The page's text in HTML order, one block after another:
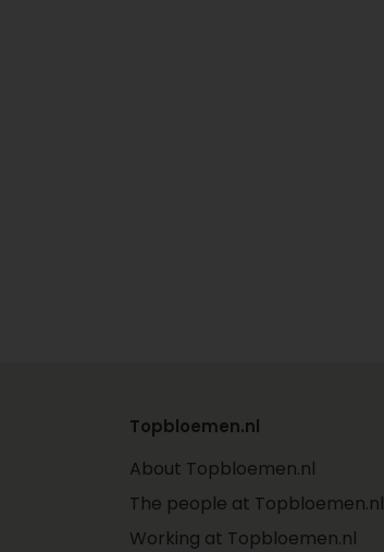
Topbloemen.nl
About Topbloemen.nl
The people at Topbloemen.nl
Working at Topbloemen.nl